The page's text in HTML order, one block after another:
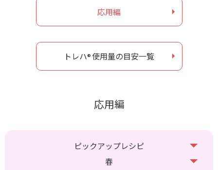
応用編
トレハ®使用量の目安一覧
応用編
ピックアップレシピ
春